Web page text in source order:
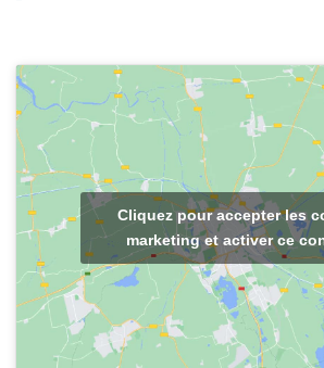
Cliquez pour accepter les
marketing et activer ce